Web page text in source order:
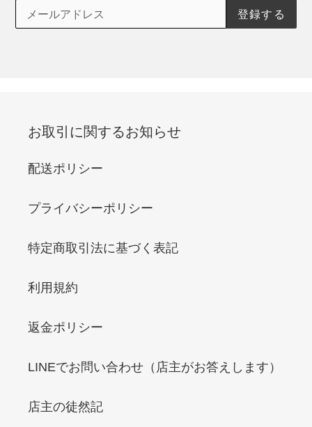
登録する
お取引に関するお知らせ
配送ポリシー
プライバシーポリシー
特定商取引法に基づく表記
利用規約
返金ポリシー
LINEでお問い合わせ（店主がお答えします）
店主の徒然記